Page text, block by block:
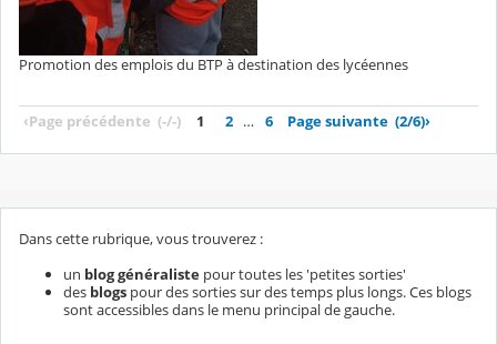
Promotion des emplois du BTP à destination des lycéennes
‹Page précédente (-/-) 1 2 … 6 Page suivante (2/6)›
Dans cette rubrique, vous trouverez :
un blog généraliste pour toutes les 'petites sorties'
des blogs pour des sorties sur des temps plus longs. Ces blogs
sont accessibles dans le menu principal de gauche.